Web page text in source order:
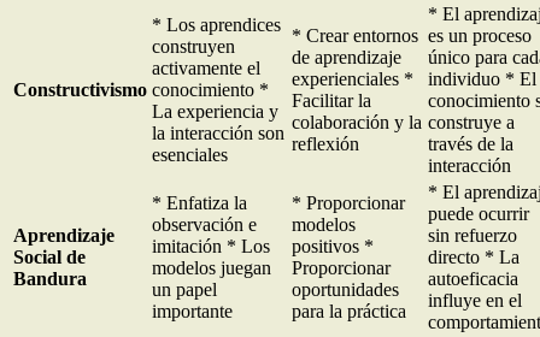
Constructivismo
* Los aprendices
construyen
activamente el
conocimiento *
La experiencia y
la interacción son
esenciales
* Crear entornos
de aprendizaje
experienciales *
Facilitar la
colaboración y la
reflexión
* El
es un proceso
único para
individuo * El
conocimiento
construye a
través de la
interacción
Aprendizaje
Social de
Bandura
* Enfatiza la
observación e
imitación * Los
modelos juegan
un papel
importante
* Proporcionar
modelos
positivos *
Proporcionar
oportunidades
para la práctica
* El
puede ocurrir
sin refuerzo
directo * La
autoeficacia
influye en el